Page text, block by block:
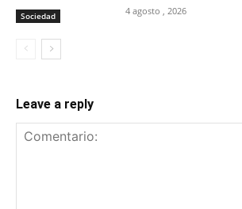
Sociedad 4 agosto , 2026
Leave a reply